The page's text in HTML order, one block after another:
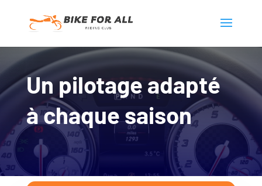
Un pilotage adapté
à chaque saison